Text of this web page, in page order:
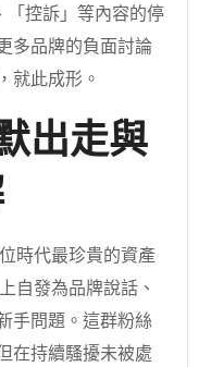
「控訴」等內容的停
多品牌的負面討論
就此成形。
出走與
時代最珍貴的資產
自發為品牌說話、
手問題。這群粉絲
在持續騷擾未被處